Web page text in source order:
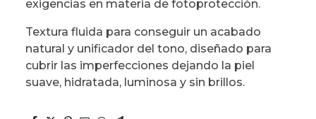
exigencias en materia de fotoprotección.
Textura fluida para conseguir un acabado
natural y unificador del tono, diseñado para
cubrir las imperfecciones dejando la piel
suave, hidratada, luminosa y sin brillos.